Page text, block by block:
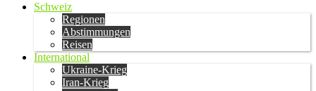
Schweiz
Regionen
Abstimmungen
Reisen
International
Ukraine-Krieg
Iran-Krieg